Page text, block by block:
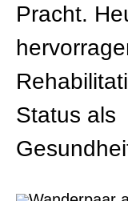
Pracht.
Status als